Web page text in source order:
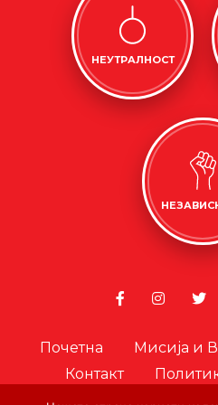
НЕУТРАЛНОСТ
Почетна Мисија и
Контакт
Политика за